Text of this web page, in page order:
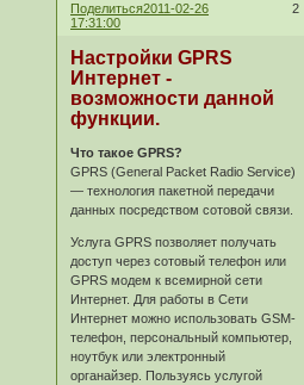
Поделиться 2
2011-02-26
17:31:00
Настройки GPRS
Интернет -
возможности данной
функции.
Что такое GPRS?
GPRS (General Packet Radio Service)
— технология пакетной передачи
данных посредством сотовой связи.
Услуга GPRS позволяет получать
доступ через сотовый телефон или
GPRS модем к всемирной сети
Интернет. Для работы в Сети
Интернет можно использовать GSM-
телефон, персональный компьютер,
ноутбук или электронный
органайзер. Пользуясь услугой